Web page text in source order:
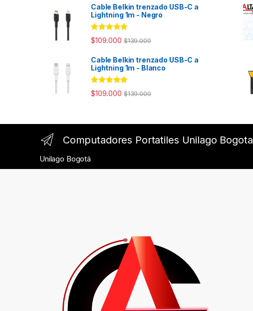
Cable Belkin trenzado USB-C a
Lightning 1m - Negro
Rated 4.94
out of 5
$109.000 $139.000
Cable Belkin trenzado USB-C a
Lightning 1m - Blanco
Rated 4.98
out of 5
$109.000 $139.000
Computadores Portatiles Unilago Bogota
Unilago Bogotá